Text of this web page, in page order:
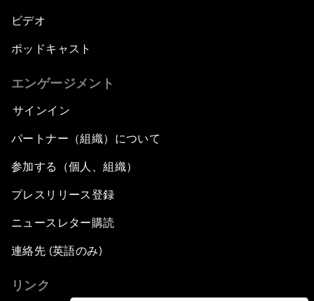
ビデオ
ポッドキャスト
エンゲージメント
サインイン
パートナー（組織）について
参加する（個人、組織）
プレスリリース登録
ニュースレター購読
連絡先 (英語のみ)
リンク